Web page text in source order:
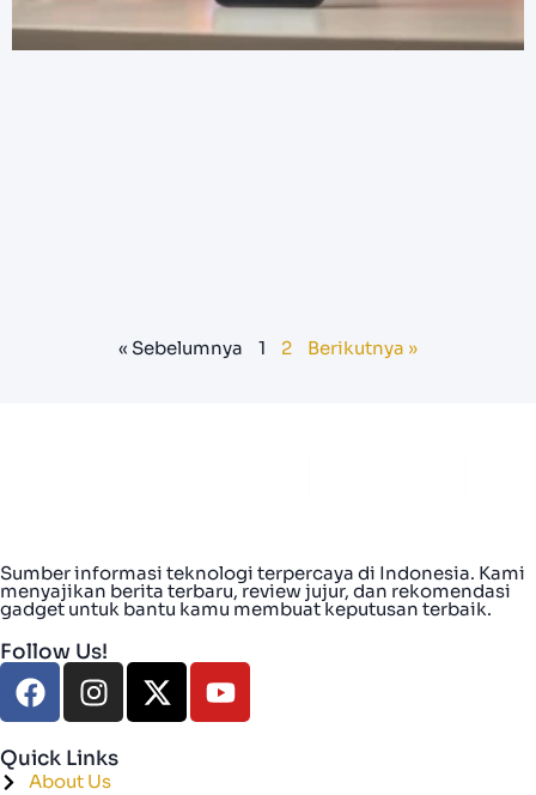
« Sebelumnya 1 2 Berikutnya »
Sumber informasi teknologi terpercaya di Indonesia. Kami
menyajikan berita terbaru, review jujur, dan rekomendasi
gadget untuk bantu kamu membuat keputusan terbaik.
Follow Us!
Quick Links
About Us